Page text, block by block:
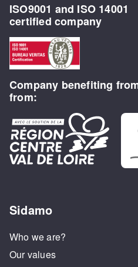
ISO9001 and ISO 14001
certified company
Company benefiting
from:
Sidamo
Who we are?
Our values